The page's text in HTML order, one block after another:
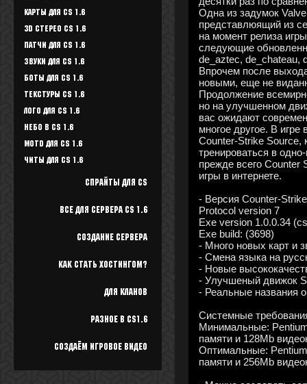
Карты для CS 1.6
3D стерео CS 1.6
Патчи для CS 1.6
Звуки для CS 1.6
Боты для CS 1.6
Текстуры Cs 1.6
Лого для CS 1.6
Небо в CS 1.6
Motd для CS 1.6
Читы для CS 1.6
Спрайты для cs
Все для Сервера CS 1.6
Создание сервера
Как стать хостингом?
Для кланов
Разное в cs1.6
Создаём игровое видео
Одна из задумок
представлюящий из
на момент релиза
следующие
de_aztec, de_chateau,
Впрочем после
новыми, еще не
Продолжение
но на улучшенном
вас ожидают
многое другое. В
Counter-Strike Source,
тренироваться в
прежде всего Counter
игры в интернете.
- Версия Counter-
Protocol version 7
Exe version 1.0.0.34
Exe build: (3698)
- Много новых карт и
- Смена языка на
- Новые
- Улучшеный движок
- Реальные названия
Системные
Минимальные:
памяти и 128Mb
Оптимальные:
памяти и 256Mb